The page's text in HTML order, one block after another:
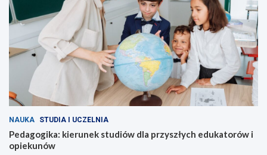
NAUKA STUDIA I UCZELNIA
Pedagogika: kierunek studiów dla przyszłych edukatorów i
opiekunów